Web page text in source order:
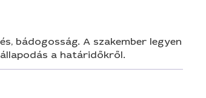
bádogosság. A szakember legyen
a határidőkről.